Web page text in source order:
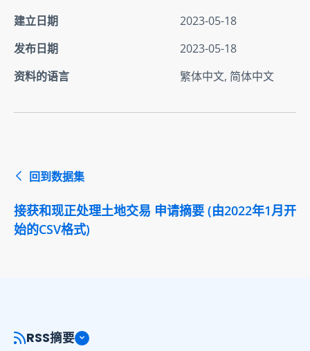
建立日期
2023-05-18
发布日期
2023-05-18
资料的语言
繁体中文, 简体中文
回到数据集
接获和现正处理土地交易 申请摘要 (由2022年1月开
始的CSV格式)
RSS摘要